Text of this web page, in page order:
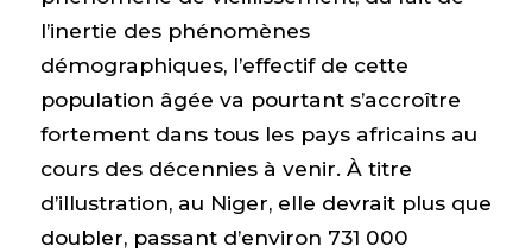
l’inertie des phénomènes
démographiques, l’effectif de cette
population âgée va pourtant s’accroître
fortement dans tous les pays africains au
cours des décennies à venir. À titre
d’illustration, au Niger, elle devrait plus que
doubler, passant d’environ 731 000